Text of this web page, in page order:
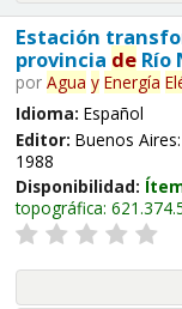
Estación
provincia deRío
por Agua y Energía
Idioma: Español
Editor: Buenos Aires:
1988
Disponibilidad:
topográfica: